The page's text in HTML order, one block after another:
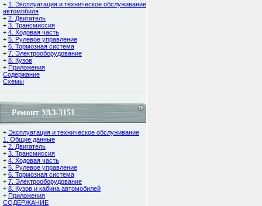
+ 1. Эксплуатация и техническое обслуживание
автомобиля
+ 2. Двигатель
+ 3. Трансмиссия
+ 4. Ходовая часть
+ 5. Рулевое управление
+ 6. Тормозная система
+ 7. Электрооборудование
+ 8. Кузов
+ Приложения
Содержание
Cхемы
Ремонт УАЗ-3151
+ Эксплуатация и техническое обслуживание
1. Общие данные
+ 2. Двигатель
+ 3. Трансмиссия
+ 4. Ходовая часть
+ 5. Рулевое управление
+ 6. Тормозная система
+ 7. Электрооборудование
+ 8. Кузов и кабина автомобилей
+ Приложения
СОДЕРЖАНИЕ